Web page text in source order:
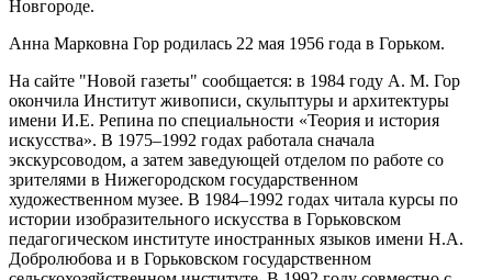
Новгороде.
Анна Марковна Гор родилась 22 мая 1956 года в Горьком.
На сайте "Новой газеты" сообщается: в 1984 году А. М. Гор
окончила Институт живописи, скульптуры и архитектуры
имени И.Е. Репина по специальности «Теория и история
искусства». В 1975–1992 годах работала сначала
экскурсоводом, а затем заведующей отделом по работе со
зрителями в Нижегородском государственном
художественном музее. В 1984–1992 годах читала курсы по
истории изобразительного искусства в Горьковском
педагогическом институте иностранных языков имени Н.А.
Добролюбова и в Горьковском государственном